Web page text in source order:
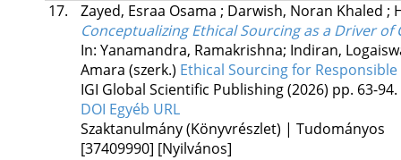
17.
Zayed, Esraa Osama ; Darwish, Noran Khaled ;
Conceptualizing Ethical Sourcing as a Driver
In: Yanamandra, Ramakrishna; Indiran,
Amara (szerk.) Ethical Sourcing for
IGI Global Scientific Publishing(2026) pp. 63-
DOI Egyéb URL
Szaktanulmány (Könyvrészlet) | Tudományos
[37409990] [Nyilvános]